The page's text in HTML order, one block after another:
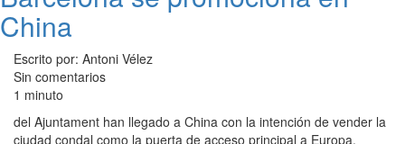
China
Escrito por: Antoni Vélez
Sin comentarios
1 minuto
del Ajuntament han llegado a China con la intención de vender la
ciudad condal como la puerta de acceso principal a Europa.